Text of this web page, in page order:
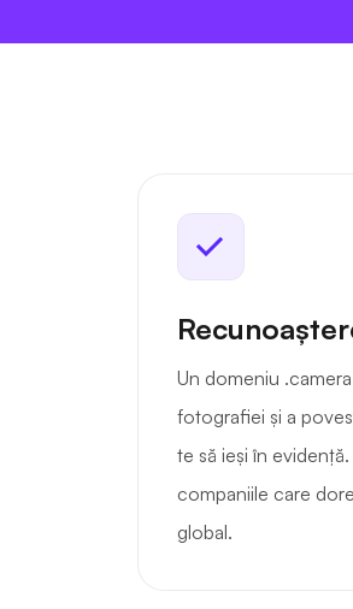
Un domeniu
fotografiei și a
te să ieși în
companiile care
global.